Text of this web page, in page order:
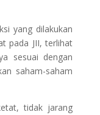
yang dilakukan
pada JII, terlihat
sesuai dengan
saham-saham
tidak jarang